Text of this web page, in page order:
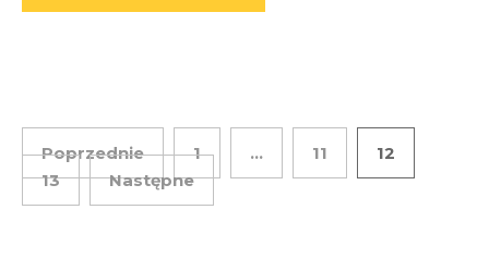
Poprzednie 1 … 11
12
13
Następne